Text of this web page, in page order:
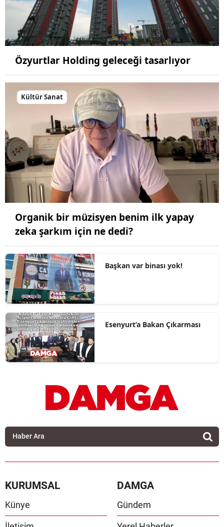
Özyurtlar Holding geleceği tasarlıyor
Kültür Sanat
Organik bir müzisyen benim ilk yapay
zeka şarkım için ne dedi?
Başkan var binası yok!
Esenyurt’a Bakan Çıkarması
KURUMSAL
Künye
DAMGA
Gündem